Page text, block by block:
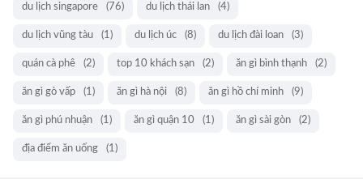
du lịch singapore (76) du lịch thái lan (4)
du lịch vũng tàu (1) du lịch úc (8) du lịch đài loan (3)
quán cà phê (2) top 10 khách sạn (2) ăn gì bình thạnh (2)
ăn gì gò vấp (1) ăn gì hà nội (8) ăn gì hồ chí minh (9)
ăn gì phú nhuận (1) ăn gì quận 10 (1) ăn gì sài gòn (2)
địa điểm ăn uống (1)